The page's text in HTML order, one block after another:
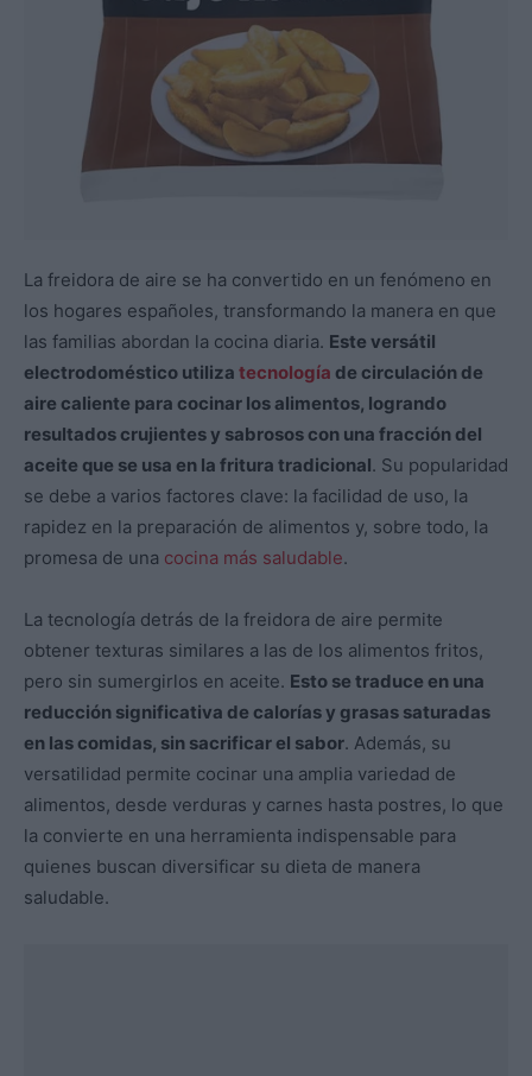
La freidora de aire se ha convertido en un fenómeno en
los hogares españoles, transformando la manera en que
las familias abordan la cocina diaria. Este versátil
electrodoméstico utiliza tecnología de circulación de
aire caliente para cocinar los alimentos, logrando
resultados crujientes y sabrosos con una fracción del
aceite que se usa en la fritura tradicional. Su popularidad
se debe a varios factores clave: la facilidad de uso, la
rapidez en la preparación de alimentos y, sobre todo, la
promesa de una cocina más saludable.
La tecnología detrás de la freidora de aire permite
obtener texturas similares a las de los alimentos fritos,
pero sin sumergirlos en aceite. Esto se traduce en una
reducción significativa de calorías y grasas saturadas
en las comidas, sin sacrificar el sabor. Además, su
versatilidad permite cocinar una amplia variedad de
alimentos, desde verduras y carnes hasta postres, lo que
la convierte en una herramienta indispensable para
quienes buscan diversificar su dieta de manera
saludable.